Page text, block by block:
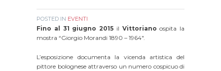
POSTED IN EVENTI
Fino al 31 giugno 2015 il Vittoriano ospita la
mostra “Giorgio Morandi 1890 – 1964″.
L’esposizione documenta la vicenda artistica del
pittore bolognese attraverso un numero cospicuo di